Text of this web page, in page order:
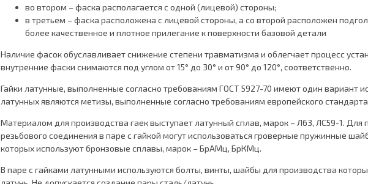
во втором – фаска располагается с одной (лицевой) стороны;
в третьем – фаска расположена с лицевой стороны, а со второй расположен
более качественное и плотное прилегание к поверхности базовой детали
Наличие фасок обуславливает снижение степени травматизма и облегчает процесс
внутренние фаски снимаются под углом от 15° до 30° и от 90° до 120°, соответственно.
Гайки латунные, выполненные согласно требованиям ГОСТ 5927-70 имеют один вариант
латунных являются метизы, выполненные согласно требованиям европейского стандарта
Материалом для производства гаек выступает латунный сплав, марок – Л63, ЛС59-1.
резьбового соединения в паре с гайкой могут использоваться гроверные пружинные
которых используют бронзовые сплавы, марок – БрАМц, БрКМц.
В паре с гайками латунными используются болты, винты, шайбы для производства